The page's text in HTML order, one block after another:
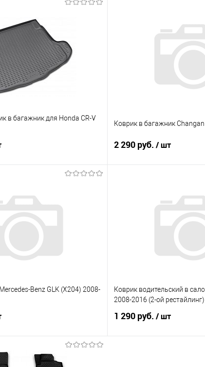
в багажник для Honda CR-V
Сравнение
В наличии
Коврик в багажник Changan
2 290 руб. / шт
Купить в 1 клик
Benz GLK (X204) 2008-
В корзину
Коврик водительский в
2008-2016 (2-ой рестайлинг)
1 290 руб. / шт